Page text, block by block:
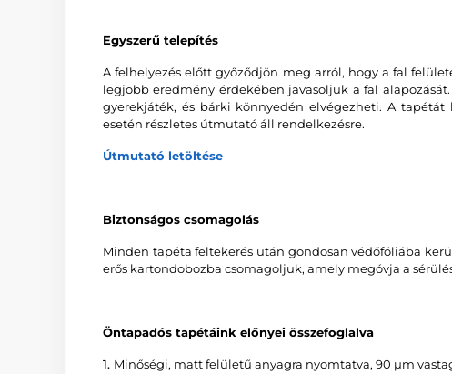
Egyszerű telepítés
A felhelyezés előtt győződjön meg arról, hogy a fal
legjobb eredmény érdekében javasoljuk a fal
gyerekjáték, és bárki könnyedén elvégezheti. A tapétát
esetén részletes útmutató áll rendelkezésre.
Útmutató letöltése
Biztonságos csomagolás
Minden tapéta feltekerés után gondosan védőfóliába
erős kartondobozba csomagoljuk, amely megóvja a
Öntapadós tapétáink előnyei összefoglalva
1. Minőségi, matt felületű anyagra nyomtatva, 90 µm